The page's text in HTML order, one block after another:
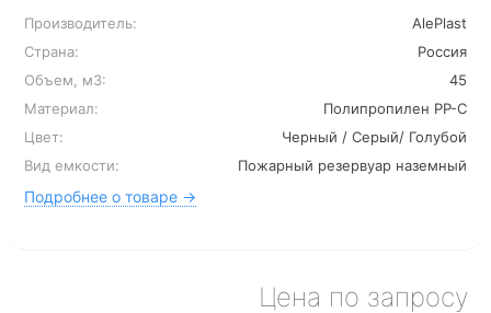
Производитель:
AlePlast
Страна:
Россия
Объем, м3:
45
Материал:
Полипропилен PP-C
Цвет:
Черный / Серый/ Голубой
Вид емкости:
Пожарный резервуар наземный
Подробнее о товаре →
Цена по запросу